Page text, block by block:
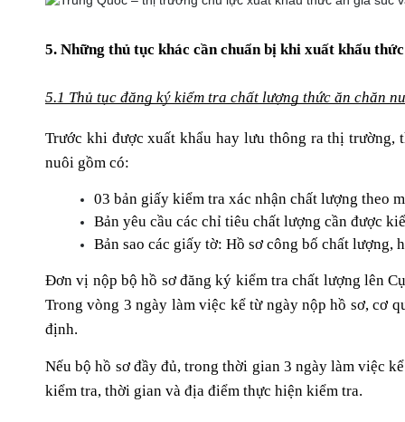
5. Những thủ tục khác cần chuẩn bị khi xuất khẩu
5.1 Thủ tục đăng ký kiểm tra chất lượng thức ăn chăn
Trước khi được xuất khẩu hay lưu thông ra thị trường,
nuôi gồm có:
03 bản giấy kiểm tra xác nhận chất lượng theo
Bản yêu cầu các chỉ tiêu chất lượng cần được
Bản sao các giấy tờ: Hồ sơ công bố chất lượng,
Đơn vị nộp bộ hồ sơ đăng ký kiểm tra chất lượng lên
Trong vòng 3 ngày làm việc kể từ ngày nộp hồ sơ, cơ
định.
Nếu bộ hồ sơ đầy đủ, trong thời gian 3 ngày làm việc
kiểm tra, thời gian và địa điểm thực hiện kiểm tra.